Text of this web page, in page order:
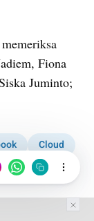
Fiona
Juminto;
Cloud